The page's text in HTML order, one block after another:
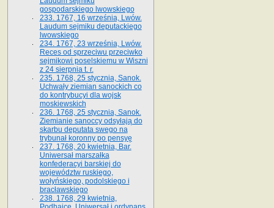
gospodarskiego lwowskiego
233. 1767, 16 września, Lwów.
Laudum sejmiku deputackiego
lwowskiego
234. 1767, 23 września, Lwów.
Reces od sprzeciwu przeciwko
sejmikowi poselskiemu w Wiszni
z 24 sierpnia t. r.
235. 1768, 25 stycznia, Sanok.
Uchwały ziemian sanockich co
do kontrybucyi dla wojsk
moskiewskich
236. 1768, 25 stycznia, Sanok.
Ziemianie sanoccy odsyłają do
skarbu deputata swego na
trybunał koronny po pensyę
237. 1768, 20 kwietnia, Bar.
Uniwersał marszałka
konfederacyi barskiej do
województw ruskiego,
wołyńskiego, podolskiego i
bracławskiego
238. 1768, 29 kwietnia,